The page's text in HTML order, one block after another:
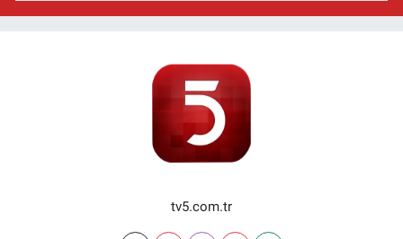
tv5.com.tr